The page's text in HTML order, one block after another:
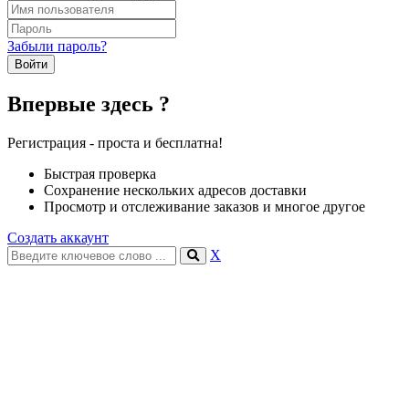
Забыли пароль?
Впервые здесь ?
Регистрация - проста и бесплатна!
Быстрая проверка
Сохранение нескольких адресов доставки
Просмотр и отслеживание заказов и многое другое
Создать аккаунт
X